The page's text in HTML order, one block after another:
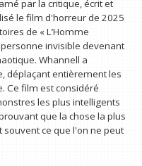
par la critique, écrit et
le film d'horreur de 2025
de « L’Homme
invisible devenant
Whannell a
déplaçant entièrement les
Ce film est considéré
les plus intelligents
que la chose la plus
ce que l'on ne peut